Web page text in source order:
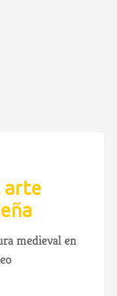
arte
medieval en